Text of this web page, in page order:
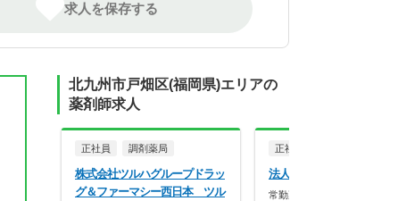
求人を保存する
北九州市戸畑区(福岡県)エリアの
薬剤師求人
正社員 調剤薬局
株式会社ツルハグループドラッ
グ＆ファーマシー西日本 ツル
正社員
法人名非公開
常勤薬剤師募集！2・3年後